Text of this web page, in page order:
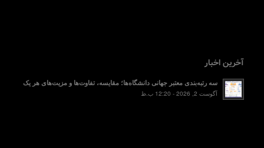
آخرین اخبار
سه رتبه‌بندی معتبر جهانی دانشگاه‌ها؛ مقایسه، تفاوت‌ها و مزیت‌های هر یک
آگوست 2, 2026 - 12:20 ب.ظ